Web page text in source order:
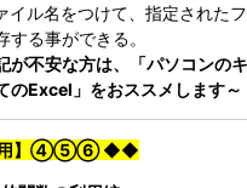
名をつけて、指定されたフ
する事ができる。
不安な方は、「パソコンの
のExcel」をおススメします～
用】④⑤⑥◆◆